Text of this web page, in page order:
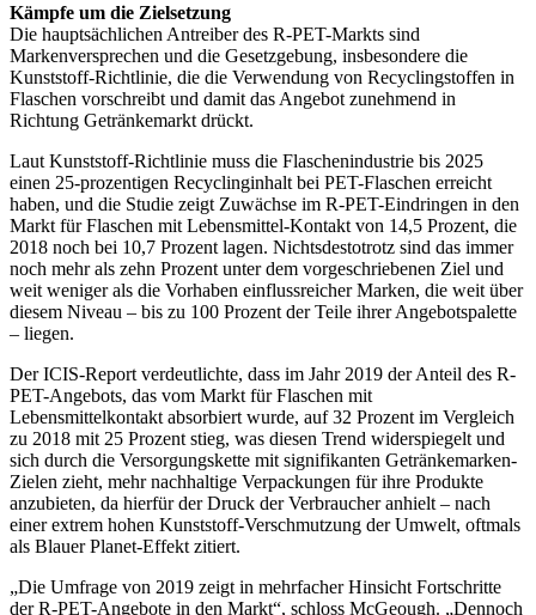
Kämpfe um die Zielsetzung
Die hauptsächlichen Antreiber des R-PET-Markts sind
Markenversprechen und die Gesetzgebung, insbesondere die
Kunststoff-Richtlinie, die die Verwendung von Recyclingstoffen in
Flaschen vorschreibt und damit das Angebot zunehmend in
Richtung Getränkemarkt drückt.
Laut Kunststoff-Richtlinie muss die Flaschenindustrie bis 2025
einen 25-prozentigen Recyclinginhalt bei PET-Flaschen erreicht
haben, und die Studie zeigt Zuwächse im R-PET-Eindringen in den
Markt für Flaschen mit Lebensmittel-Kontakt von 14,5 Prozent, die
2018 noch bei 10,7 Prozent lagen. Nichtsdestotrotz sind das immer
noch mehr als zehn Prozent unter dem vorgeschriebenen Ziel und
weit weniger als die Vorhaben einflussreicher Marken, die weit über
diesem Niveau – bis zu 100 Prozent der Teile ihrer Angebotspalette
– liegen.
Der ICIS-Report verdeutlichte, dass im Jahr 2019 der Anteil des R-
PET-Angebots, das vom Markt für Flaschen mit
Lebensmittelkontakt absorbiert wurde, auf 32 Prozent im Vergleich
zu 2018 mit 25 Prozent stieg, was diesen Trend widerspiegelt und
sich durch die Versorgungskette mit signifikanten Getränkemarken-
Zielen zieht, mehr nachhaltige Verpackungen für ihre Produkte
anzubieten, da hierfür der Druck der Verbraucher anhielt – nach
einer extrem hohen Kunststoff-Verschmutzung der Umwelt, oftmals
als Blauer Planet-Effekt zitiert.
„Die Umfrage von 2019 zeigt in mehrfacher Hinsicht Fortschritte
der R-PET-Angebote in den Markt“, schloss McGeough. „Dennoch